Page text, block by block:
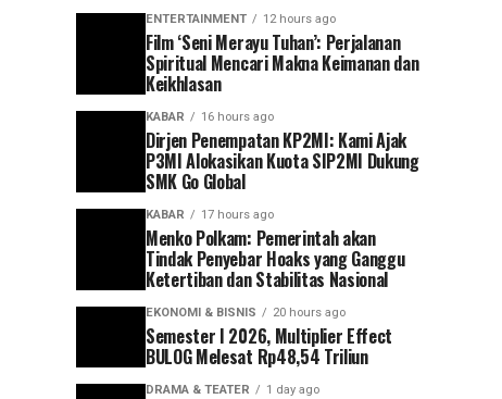
ENTERTAINMENT 12 hours ago
Film ‘Seni Merayu Tuhan’: Perjalanan
Spiritual Mencari Makna Keimanan dan
Keikhlasan
KABAR 16 hours ago
Dirjen Penempatan KP2MI: Kami Ajak
P3MI Alokasikan Kuota SIP2MI Dukung
SMK Go Global
KABAR 17 hours ago
Menko Polkam: Pemerintah akan
Tindak Penyebar Hoaks yang Ganggu
Ketertiban dan Stabilitas Nasional
EKONOMI & BISNIS 20 hours ago
Semester I 2026, Multiplier Effect
BULOG Melesat Rp48,54 Triliun
DRAMA & TEATER 1 day ago